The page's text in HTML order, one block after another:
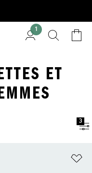
1
ET
3
à la Liste de produits